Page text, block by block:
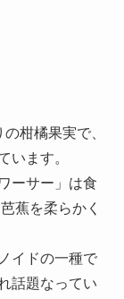
柑橘果実で、
います。
ーサー」は食
蕉を柔らかく
イドの一種で
話題なってい